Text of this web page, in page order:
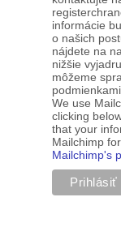
informácie
o našich
nájdete na
nižšie
môžeme
podmienkami.
We use
clicking
that your
Mailchimp
Mailchimp's